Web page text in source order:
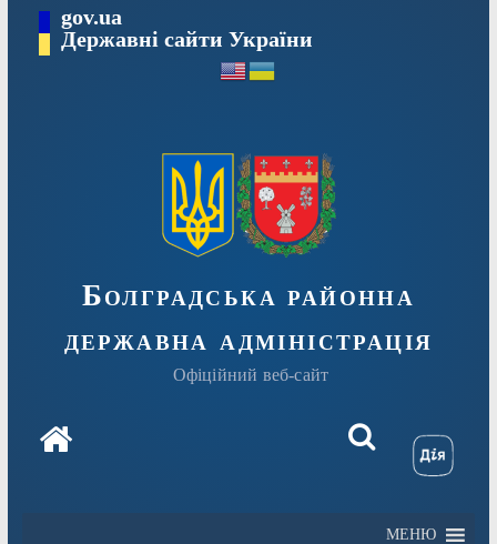
Перейтиgov.ua
Державні сайти України
Болградська районна
державна адміністрація
Офіційний веб-сайт
МЕНЮ